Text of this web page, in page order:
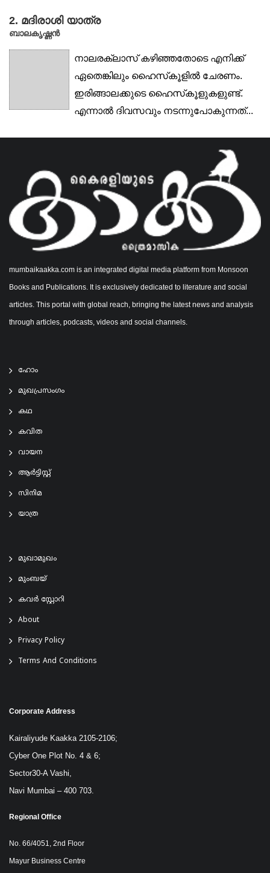
2. മദിരാശി യാത്ര
ബാലകൃഷ്ണൻ
നാലരക്ലാസ് കഴിഞ്ഞതോടെ എനിക്ക്
ഏതെങ്കിലും ഹൈസ്‌കൂളിൽ ചേരണം.
ഇരിങ്ങാലക്കുടെ ഹൈസ്‌കൂളുകളുണ്ട്.
എന്നാൽ ദിവസവും നടന്നുപോകുന്നത്...
mumbaikaakka.com is an integrated digital media platform from Monsoon
Books and Publications. It is exclusively dedicated to literature and social
articles. This portal with global reach, bringing the latest news and analysis
through articles, podcasts, videos and social channels.
ഹോം
മുഖപ്രസംഗം
കഥ
കവിത
വായന
ആര്‍ട്ടിസ്റ്റ്
സിനിമ
യാത്ര
മുഖാമുഖം
മുംബയ്
കവർ സ്റ്റോറി
About
Privacy Policy
Terms And Conditions
Corporate Address
Kairaliyude Kaakka 2105-2106;
Cyber One Plot No. 4 & 6;
Sector30-A Vashi,
Navi Mumbai – 400 703.
Regional Office
No. 66/4051, 2nd Floor
Mayur Business Centre